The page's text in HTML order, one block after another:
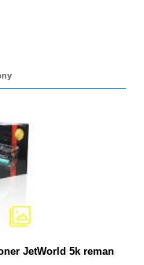
JetWorld 5k reman